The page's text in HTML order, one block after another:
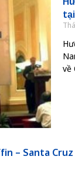
về
– Santa Cruz